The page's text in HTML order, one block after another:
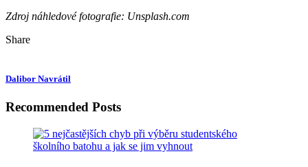
Zdroj náhledové fotografie: Unsplash.com
Share
Dalibor Navrátil
Recommended Posts